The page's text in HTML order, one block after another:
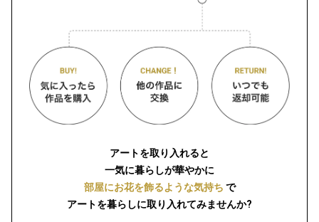
アートを取り入れると
一気に暮らしが華やかに
部屋にお花を飾るような気持ち で
アートを暮らしに取り入れてみませんか?